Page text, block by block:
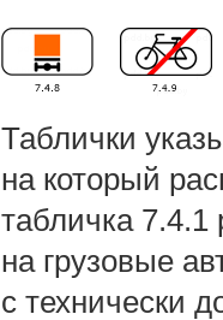
Таблички
на который
табличка 7.4.1
на грузовые
с технически